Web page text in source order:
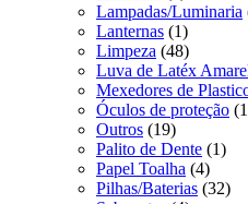
Lampadas/Luminaria
Lanternas (1)
Limpeza (48)
Luva de Latéx
Mexedores de
Óculos de proteção
Outros (19)
Palito de Dente (1)
Papel Toalha (4)
Pilhas/Baterias (32)